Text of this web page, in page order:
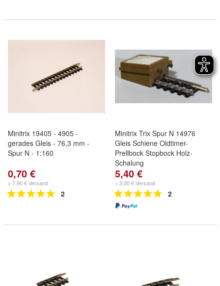
Minitrix 19405 - 4905 -
gerades Gleis - 76,3 mm -
Spur N - 1:160
0,70 €
+ 7,90 € Versand
2
Minitrix Trix Spur N 14976
Gleis Schiene Oldtimer-
Prellbock Stopbock Holz-
Schalung
5,40 €
+ 3,00 € Versand
2